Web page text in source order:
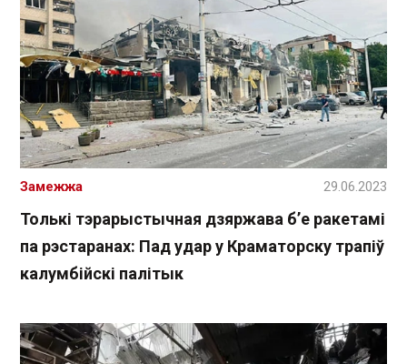
Толькі тэрарыстычная дзяржава б’е ракетамі
па рэстаранах: Пад удар у Краматорску трапіў
калумбійскі палітык
Замежжа 29.06.2023